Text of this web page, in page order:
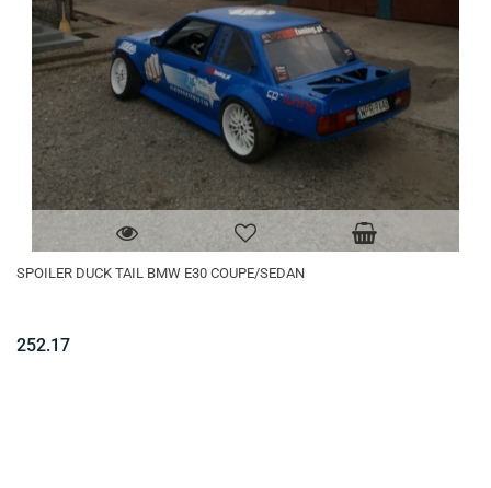
SPOILER DUCK TAIL BMW E30 COUPE/SEDAN
252.17